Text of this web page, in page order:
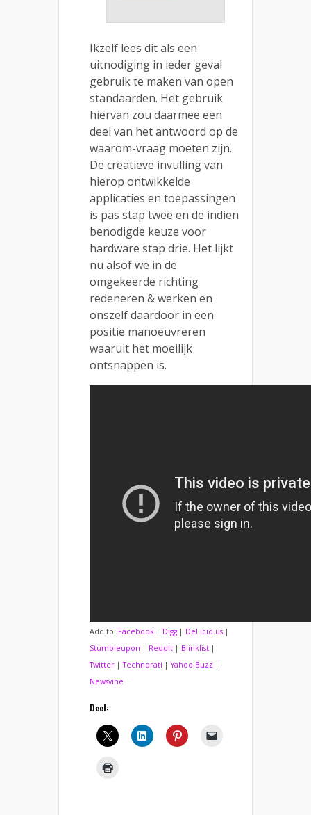
Ikzelf lees dit als een
uitnodiging in ieder geval
gebruik te maken van open
standaarden. Het gebruik
hiervan zou daarmee een
deel van het antwoord op de
waarom-vraag moeten zijn.
De creatieve invulling van
hierop ontwikkelde
applicaties en toepassingen
is pas stap twee en de indien
benodigde keuze voor
hardware stap drie. Het lijkt
nu alsof we in de
omgekeerde richting
redeneren & werken en
onszelf daardoor in een
positie manoeuvreren
waaruit het moeilijk
ontsnappen is.
Add to: Facebook | Digg | Del.icio.us |
Stumbleupon | Reddit | Blinklist |
Twitter |Technorati |Yahoo Buzz |
Newsvine
Deel: